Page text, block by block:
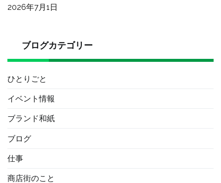
2026年7月1日
ブログカテゴリー
ひとりごと
イベント情報
ブランド和紙
ブログ
仕事
商店街のこと